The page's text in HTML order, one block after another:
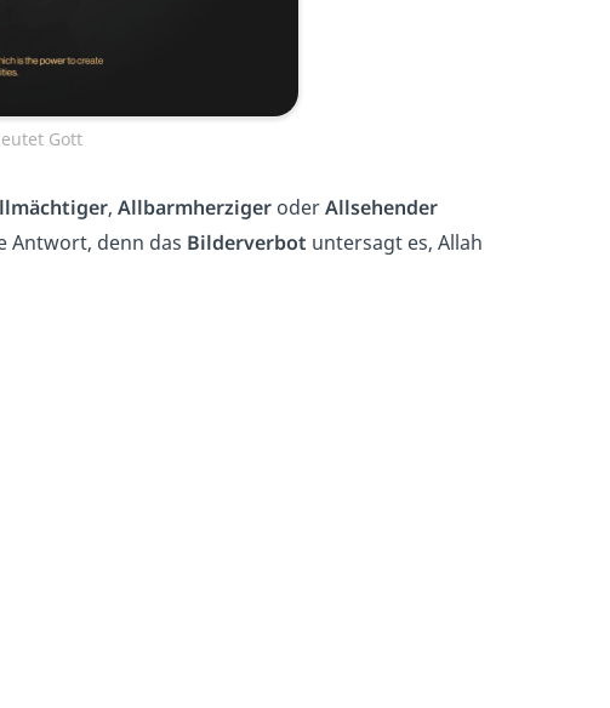
Gott
, AllbarmherzigeroderAllsehender
Antwort, denn das Bilderverbot untersagt es, Allah